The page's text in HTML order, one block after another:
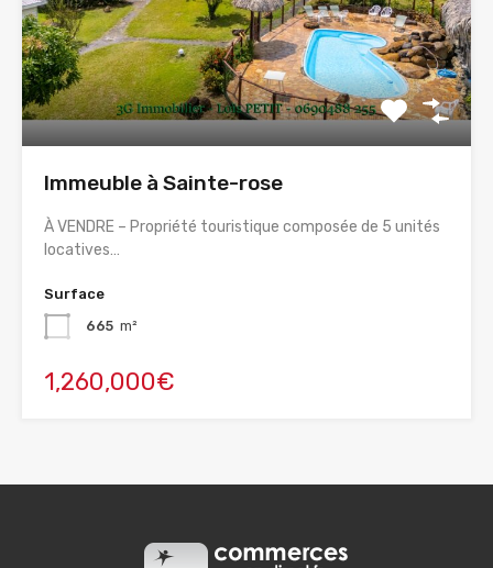
Immeuble à Sainte-rose
À VENDRE – Propriété touristique composée de 5 unités
locatives…
Surface
665 m²
1,260,000€